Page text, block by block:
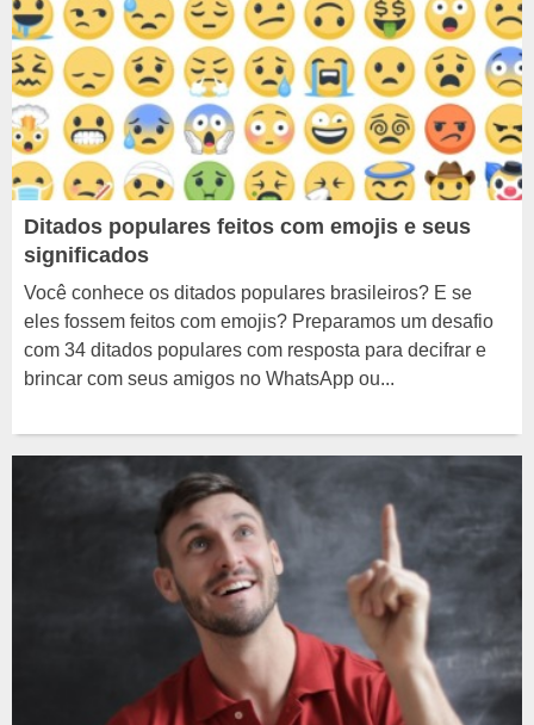
Ditados populares feitos com emojis e seus
significados
Você conhece os ditados populares brasileiros? E se
eles fossem feitos com emojis? Preparamos um desafio
com 34 ditados populares com resposta para decifrar e
brincar com seus amigos no WhatsApp ou...